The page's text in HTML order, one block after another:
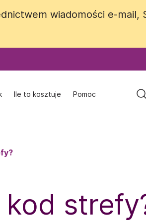
wiadomości e-mail,
Ile to kosztuje Pomoc
wiadomości e-mail,
Ile to kosztuje Pomoc